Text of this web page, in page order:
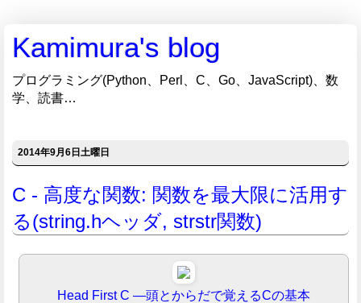
Kamimura's blog
プログラミング(Python、Perl、C、Go、JavaScript)、数
学、読書…
2014年9月6日土曜日
C - 高度な関数: 関数を最大限に活用す
る(string.hヘッダ, strstr関数)
Head First C ―頭とからだで覚えるCの基本